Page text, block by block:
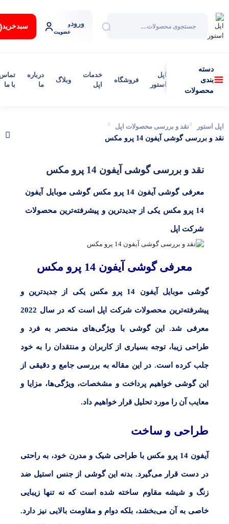
ورودو
عضویت
سبد‌خرید
دسته
بندی
محصولات
اپل
استور
فروشگاه
خدمات
اپل
وبلاگ
درباره
ما
با ما
اپل استور
نقد و بررسی محصولات اپل
نقد و بررسی گوشی آیفون 14 پرو مکس
نقد و بررسی گوشی آیفون 14 پرو مکس
معرفی گوشی آیفون 14 پرو مکس گوشی موبایل آیفون
14 پرو مکس یکی از جدیدترین و پیشرفته‌ترین محصولات
شرکت اپل
معرفی گوشی آیفون 14 پرو مکس
گوشی موبایل آیفون 14 پرو مکس یکی از جدیدترین و
پیشرفته‌ترین محصولات شرکت اپل است که در سال 2022
معرفی شد. این گوشی با ویژگی‌های منحصر به فرد و
طراحی زیبا، توجه بسیاری از کاربران و منتقدان را به خود
جلب کرده است. در این مقاله به بررسی جامع و دقیقی از
این گوشی خواهیم پرداخت و مشخصات، ویژگی‌ها، مزایا و
معایب آن را مورد تحلیل قرار خواهیم داد.
طراحی و ساخت
آیفون 14 پرو مکس با طراحی شیک و مدرن خود، به راحتی
در دست قرار می‌گیرد. بدنه این گوشی از جنس استیل ضد
زنگ و شیشه مقاوم ساخته شده است که نه تنها زیبایی
خاصی به آن می‌بخشد، بلکه دوام و مقاومت بالایی نیز دارد.